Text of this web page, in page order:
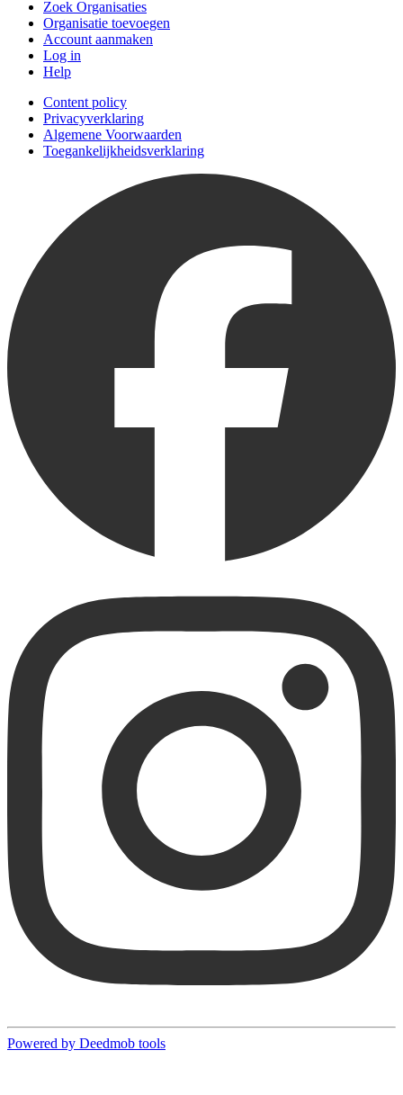
Zoek Organisaties
Organisatie toevoegen
Account aanmaken
Log in
Help
Content policy
Privacyverklaring
Algemene Voorwaarden
Toegankelijkheidsverklaring
Powered by Deedmob tools